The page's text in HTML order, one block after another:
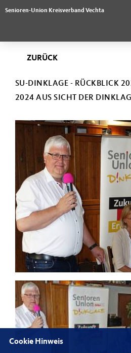
Senioren-Union Kreisverband Vechta
ZURÜCK
SU-DINKLAGE - RÜCKBLICK
2024 AUS SICHT DER
Cookie Hinweis